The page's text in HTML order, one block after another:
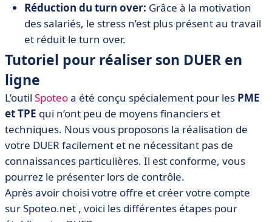
Réduction du turn over: Grâce à la motivation
des salariés, le stress n’est plus présent au travail
et réduit le turn over.
Tutoriel pour réaliser son DUER en
ligne
L’outil Spoteoa été conçu spécialement pour les PME
et TPE qui n’ont peu de moyens financiers et
techniques. Nous vous proposons la réalisation de
votre DUER facilement et ne nécessitant pas de
connaissances particulières. Il est conforme, vous
pourrez le présenter lors de contrôle.
Après avoir choisi votre offre et créer votre compte
sur Spoteo.net , voici les différentes étapes pour